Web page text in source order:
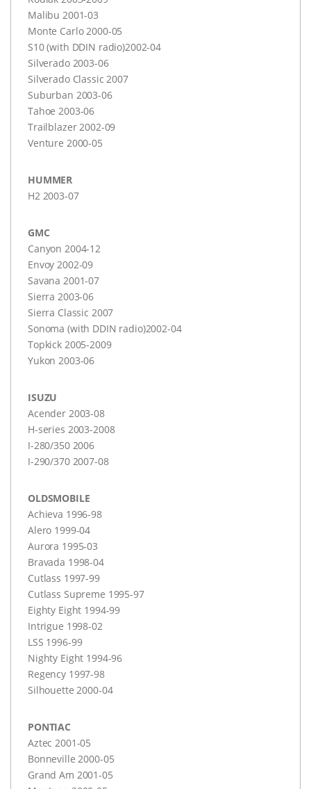
Malibu 2001-03
Monte Carlo 2000-05
S10 (with DDIN radio)2002-04
Silverado 2003-06
Silverado Classic 2007
Suburban 2003-06
Tahoe 2003-06
Trailblazer 2002-09
Venture 2000-05
HUMMER
H2 2003-07
GMC
Canyon 2004-12
Envoy 2002-09
Savana 2001-07
Sierra 2003-06
Sierra Classic 2007
Sonoma (with DDIN radio)2002-04
Topkick 2005-2009
Yukon 2003-06
ISUZU
Acender 2003-08
H-series 2003-2008
I-280/350 2006
I-290/370 2007-08
OLDSMOBILE
Achieva 1996-98
Alero 1999-04
Aurora 1995-03
Bravada 1998-04
Cutlass 1997-99
Cutlass Supreme 1995-97
Eighty Eight 1994-99
Intrigue 1998-02
LSS 1996-99
Nighty Eight 1994-96
Regency 1997-98
Silhouette 2000-04
PONTIAC
Aztec 2001-05
Bonneville 2000-05
Grand Am 2001-05